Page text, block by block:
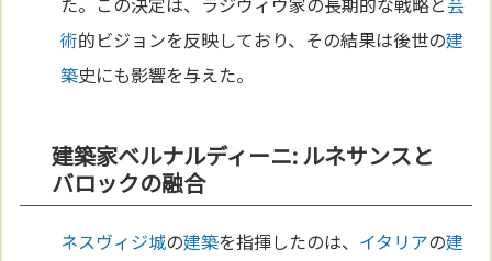
術的ビジョンを反映しており、その結果は後世の建
築史にも影響を与えた。
建築家ベルナルディーニ: ルネサンスと
バロックの融合
ネスヴィジ城の建築を指揮したのは、 イタリアの建